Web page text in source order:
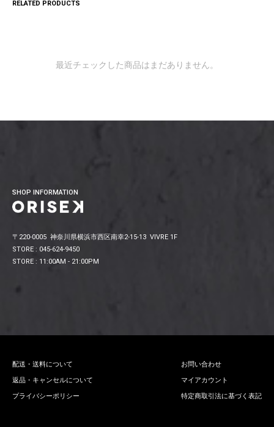
RELATED PRODUCTS
最近チェックした商品はまだありません。
SHOP INFORMATION
〒220-0005 神奈川県横浜市西区南幸2-15-13 VIVRE 1F
STORE : 045-624-9450
STORE : 11:00AM - 21:00PM
配送・送料について
返品・キャンセルについて
プライバシーポリシー
お問い合わせ
マイアカウント
特定商取引法に基づく表記